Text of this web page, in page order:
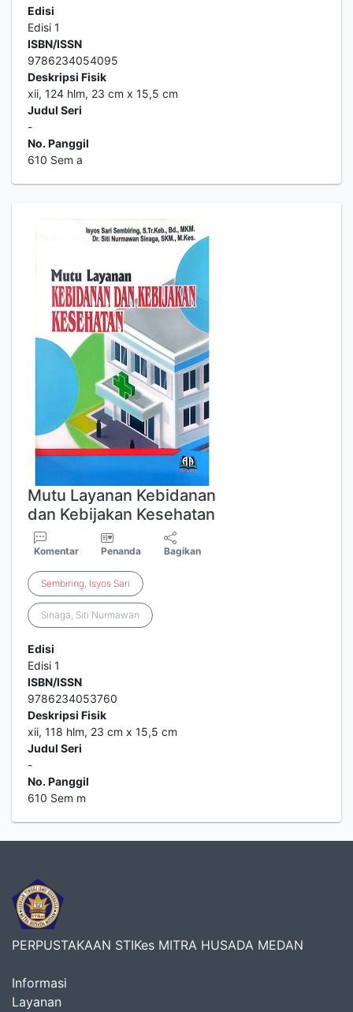
Edisi
Edisi 1
ISBN/ISSN
9786234054095
Deskripsi Fisik
xii, 124 hlm, 23 cm x 15,5 cm
Judul Seri
-
No. Panggil
610 Sem a
Mutu Layanan Kebidanan
dan Kebijakan Kesehatan
Komentar Penanda Bagikan
Sembiring, Isyos Sari
Sinaga, Siti Nurmawan
Edisi
Edisi 1
ISBN/ISSN
9786234053760
Deskripsi Fisik
xii, 118 hlm, 23 cm x 15,5 cm
Judul Seri
-
No. Panggil
610 Sem m
PERPUSTAKAAN STIKes MITRA HUSADA MEDAN
Informasi
Layanan